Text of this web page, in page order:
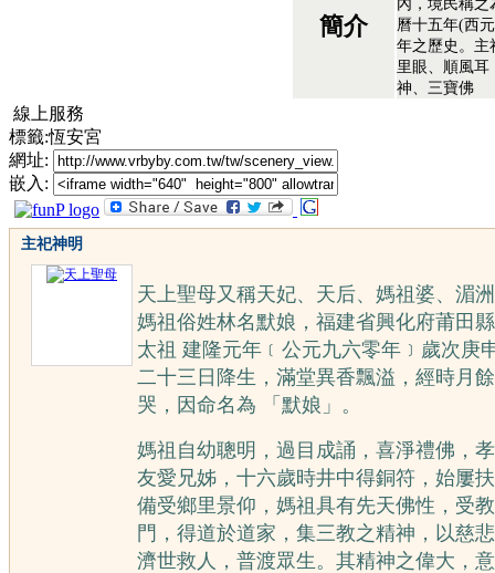
簡介
曆十五年(西
年之歷史。主
里眼、順風
神、三寶佛
線上服務
標籤:恆安宮
網址:
嵌入:
主祀神明
天上聖母又稱天妃、天后、媽祖婆、湄
媽祖俗姓林名默娘，福建省興化府莆田
太祖 建隆元年﹝公元九六零年﹞歲次庚
二十三日降生，滿堂異香飄溢，經時月
哭，因命名為 「默娘」。
媽祖自幼聰明，過目成誦，喜淨禮佛，
友愛兄姊，十六歲時井中得銅符，始屢
備受鄉里景仰，媽祖具有先天佛性，受
門，得道於道家，集三教之精神，以慈
濟世救人，普渡眾生。其精神之偉大，